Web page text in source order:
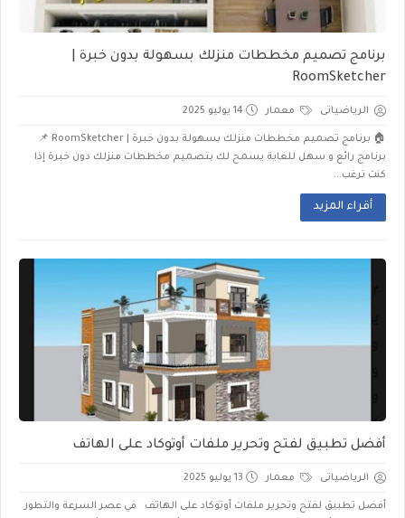
برنامج تصميم مخططات منزلك بسهولة بدون خبرة |
RoomSketcher
الرياضياتى معمار 14 يوليو 2025
🏠 برنامج تصميم مخططات منزلك بسهولة بدون خبرة | RoomSketcher 📌
برنامج رائع و سهل للغاية يسمح لك بتصميم مخططات منزلك دون خبرة إذا
كنت ترغب...
أقراء المزيد
أفضل تطبيق لفتح وتحرير ملفات أوتوكاد على الهاتف
الرياضياتى معمار 13 يوليو 2025
أفضل تطبيق لفتح وتحرير ملفات أوتوكاد على الهاتف في عصر السرعة والتطور